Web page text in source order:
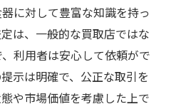
に対して豊富な知識を持っ
は、一般的な買取店ではな
利用者は安心して依頼がで
示は明確で、公正な取引を
や市場価値を考慮した上で